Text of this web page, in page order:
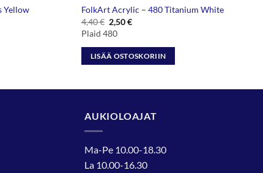
Yellow
FolkArt Acrylic – 480 Titanium White
4,40€ Alkuperäinen
hinta
oli:
4,40 €.
2,50€Nykyinen
2,50 €.
Plaid 480
LISÄÄ OSTOSKORIIN
AUKIOLOAJAT
Ma-Pe 10.00-18.30
La 10.00-16.30